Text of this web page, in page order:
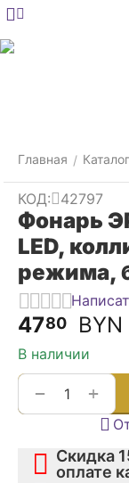
Главная / Каталог
КОД: 42797
Фонарь
LED,
режима,
4780 BYN
В наличии
+
−
Скидка
оплате